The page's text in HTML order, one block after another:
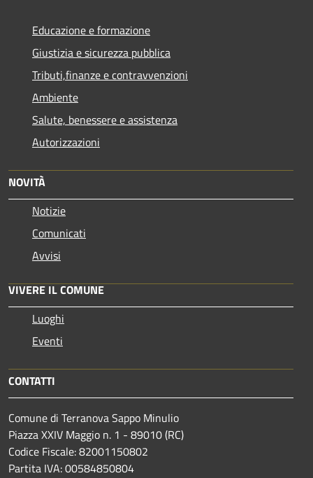
Educazione e formazione
Giustizia e sicurezza pubblica
Tributi,finanze e contravvenzioni
Ambiente
Salute, benessere e assistenza
Autorizzazioni
NOVITÀ
Notizie
Comunicati
Avvisi
VIVERE IL COMUNE
Luoghi
Eventi
CONTATTI
Comune di Terranova Sappo Minulio
Piazza XXIV Maggio n. 1 - 89010 (RC)
Codice Fiscale: 82001150802
Partita IVA: 00584850804